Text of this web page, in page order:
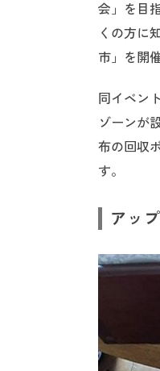
会」を目
くの方に
市」を開
同イベン
ゾーンが
布の回収
す。
アッ